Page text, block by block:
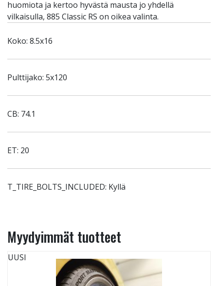
huomiota ja kertoo hyvästä mausta jo yhdellä
vilkaisulla, 885 Classic RS on oikea valinta.
Koko: 8.5x16
Pulttijako: 5x120
CB: 74.1
ET: 20
T_TIRE_BOLTS_INCLUDED: Kyllä
Myydyimmät tuotteet
UUSI